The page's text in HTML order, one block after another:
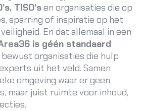
TISO’sen organisaties die op
sparring of inspiratie op het
En dat allemaal in een
is géén standaard
bewust organisaties die hulp
uit het veld. Samen
omgeving waar er geen
maar juist ruimte voor inhoud,